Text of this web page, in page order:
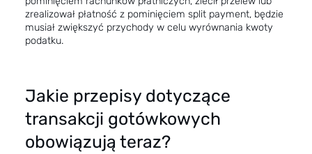
zrealizował płatność z pominięciem split payment, będzie
musiał zwiększyć przychody w celu wyrównania kwoty
podatku.
Jakie przepisy dotyczące
transakcji gotówkowych
obowiązują teraz?